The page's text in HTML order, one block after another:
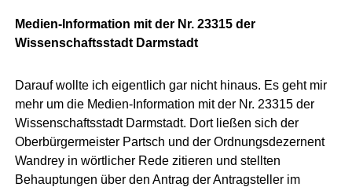
Medien-Information mit der Nr. 23315 der
Wissenschaftsstadt Darmstadt
Darauf wollte ich eigentlich gar nicht hinaus. Es geht mir
mehr um die Medien-Information mit der Nr. 23315 der
Wissenschaftsstadt Darmstadt. Dort ließen sich der
Oberbürgermeister Partsch und der Ordnungsdezernent
Wandrey in wörtlicher Rede zitieren und stellten
Behauptungen über den Antrag der Antragsteller im